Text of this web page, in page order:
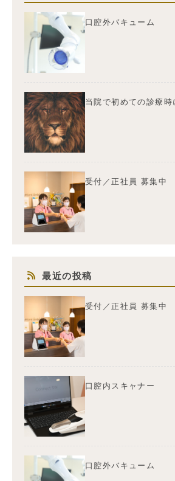
口腔外バキューム
当院で初めての診療時
受付／正社員 募集中
最近の投稿
受付／正社員 募集中
口腔内スキャナー
口腔外バキューム